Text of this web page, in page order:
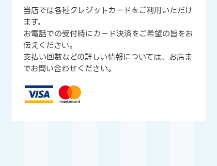
当店では各種クレジットカードをご利用いただけ
ます。
お電話での受付時にカード決済をご希望の旨をお
伝えください。
支払い回数などの詳しい情報については、お店ま
でお問い合わせください。